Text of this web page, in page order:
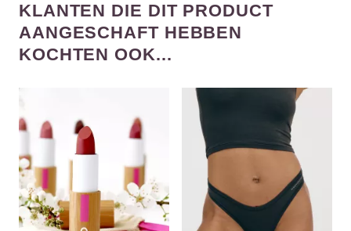
KLANTEN DIE DIT PRODUCT
AANGESCHAFT HEBBEN
KOCHTEN OOK...